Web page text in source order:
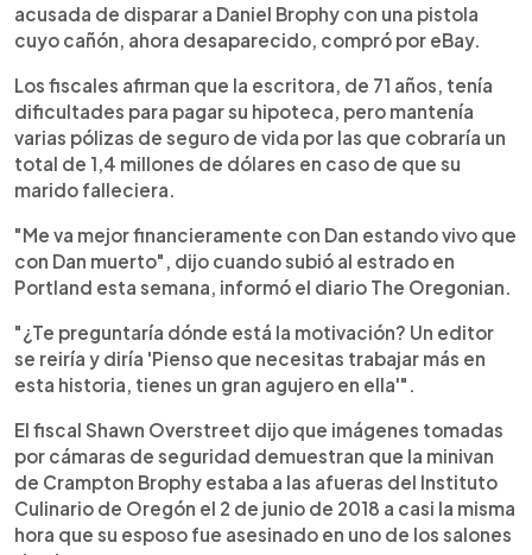
acusada de disparar a Daniel Brophy con una pistola
cuyo cañón, ahora desaparecido, compró por eBay.
Los fiscales afirman que la escritora, de 71 años, tenía
dificultades para pagar su hipoteca, pero mantenía
varias pólizas de seguro de vida por las que cobraría un
total de 1,4 millones de dólares en caso de que su
marido falleciera.
"Me va mejor financieramente con Dan estando vivo que
con Dan muerto", dijo cuando subió al estrado en
Portland esta semana, informó el diario The Oregonian.
"¿Te preguntaría dónde está la motivación? Un editor
se reiría y diría 'Pienso que necesitas trabajar más en
esta historia, tienes un gran agujero en ella'".
El fiscal Shawn Overstreet dijo que imágenes tomadas
por cámaras de seguridad demuestran que la minivan
de Crampton Brophy estaba a las afueras del Instituto
Culinario de Oregón el 2 de junio de 2018 a casi la misma
hora que su esposo fue asesinado en uno de los salones